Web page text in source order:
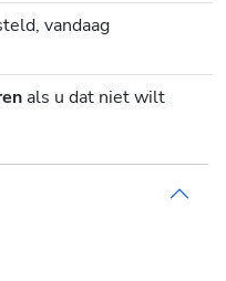
vandaag
als u dat niet wilt